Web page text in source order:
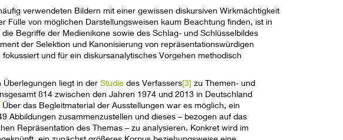
verwendeten Bildern mit einer gewissen diskursiven Wirkmächtigkeit
Fülle von möglichen Darstellungsweisen kaum Beachtung finden, ist in
Begriffe der Medienikone sowie des Schlag- und Schlüsselbildes
der Selektion und Kanonisierung von repräsentationswürdigen
und für ein diskursanalytisches Vorgehen methodisch
Überlegungen liegt in derStudie des Verfassers[3] zu Themen- und
814 zwischen den Jahren 1974 und 2013 in Deutschland
Über das Begleitmaterial der Ausstellungen war es möglich, ein
Abbildungen zusammenzustellen und dieses – bezogen auf das
Repräsentation des Themas – zu analysieren. Konkret wird im